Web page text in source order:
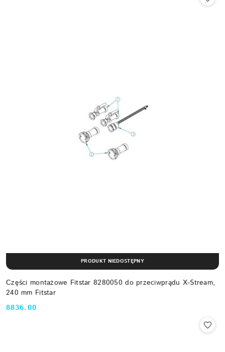
Części montażowe Fitstar 8280050 do przeciwprądu X-Stream,
240 mm Fitstar
Cena:
8836.00
PRODUKT NIEDOSTĘPNY